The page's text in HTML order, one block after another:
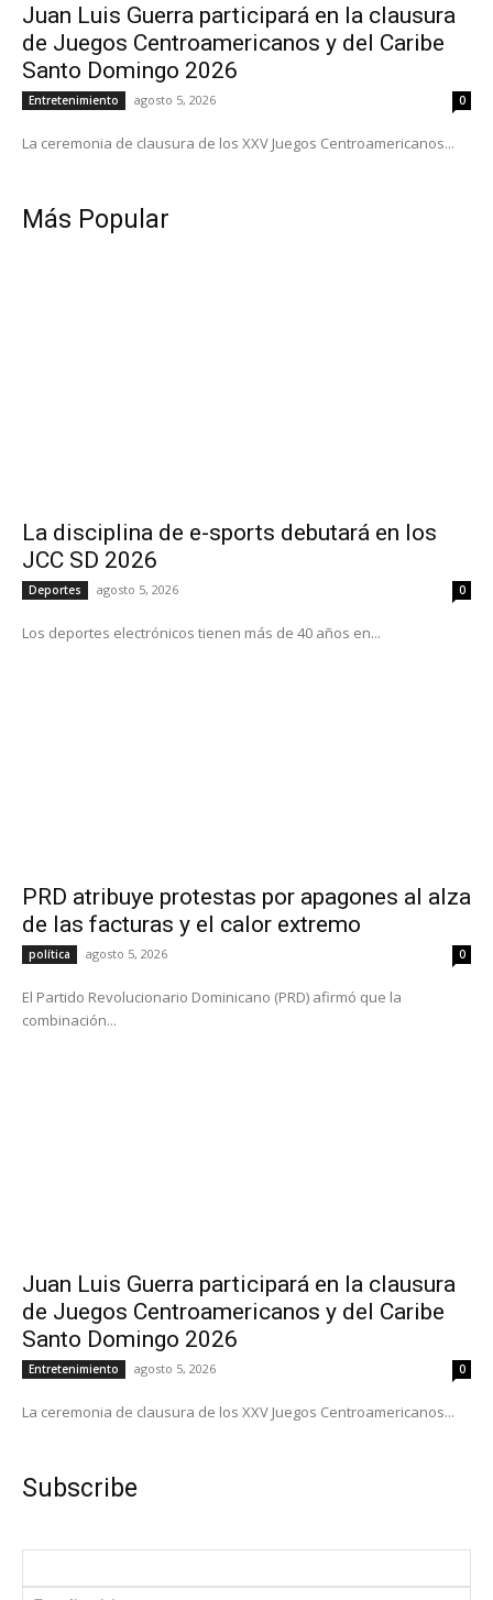
Juan Luis Guerra participará en la clausura
de Juegos Centroamericanos y del Caribe
Santo Domingo 2026
Entretenimiento agosto 5, 2026 0
La ceremonia de clausura de los XXV Juegos Centroamericanos...
Más Popular
La disciplina de e-sports debutará en los
JCC SD 2026
Deportes agosto 5, 2026 0
Los deportes electrónicos tienen más de 40 años en...
PRD atribuye protestas por apagones al alza
de las facturas y el calor extremo
política agosto 5, 2026 0
El Partido Revolucionario Dominicano (PRD) afirmó que la
combinación...
Juan Luis Guerra participará en la clausura
de Juegos Centroamericanos y del Caribe
Santo Domingo 2026
Entretenimiento agosto 5, 2026 0
La ceremonia de clausura de los XXV Juegos Centroamericanos...
Subscribe